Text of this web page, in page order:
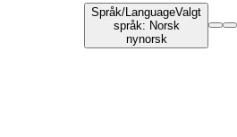
Språk/LanguageValgt
språk: Norsk
nynorsk